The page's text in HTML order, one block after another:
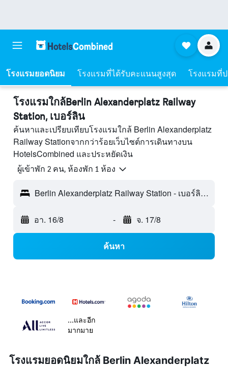
โรงแรมยอดนิยม โรงแรมที่ได้รับคะแนนสูงสุด โรงแรมที่
โรงแรมใกล้Berlin Alexanderplatz Railway
Station, เบอร์ลิน
ค้นหาและเปรียบเทียบโรงแรมใกล้ Berlin Alexanderplatz
Railway Stationจากกว่าร้อยเว็บไซต์การเดินทางบน
HotelsCombined และประหยัดเงิน
ผู้เข้าพัก 2 คน, ห้องพัก 1 ห้อง
Berlin Alexanderplatz Railway Station - เบอร์ลิน, เยอรมนี
อา. 16/8 - จ. 17/8
ค้นหา
...และอีก
มากมาย
โรงแรมยอดนิยมใกล้ Berlin Alexanderplatz